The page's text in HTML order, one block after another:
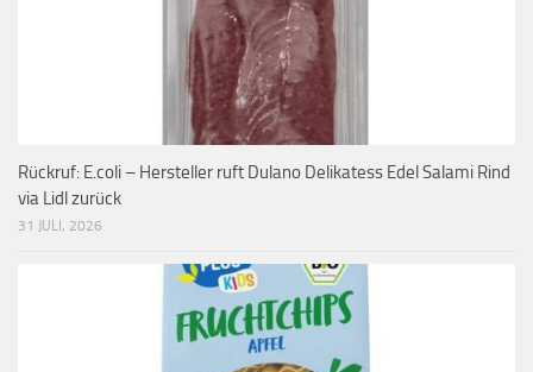
Rückruf: E.coli – Hersteller ruft Dulano Delikatess Edel Salami Rind
via Lidl zurück
31 JULI, 2026